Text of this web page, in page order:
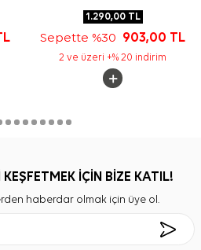
1.290,00TL
Sepette %30 903,00 TL
2 ve üzeri +% 20 indirim
İÇİN BİZE KATIL!
haberdar olmak için üye ol.